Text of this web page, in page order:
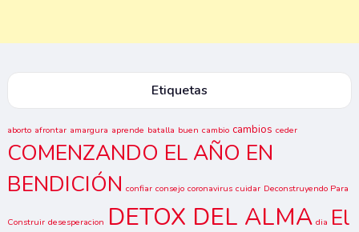
Etiquetas
aborto afrontar amargura aprende batalla buen cambio cambios ceder
COMENZANDO EL AÑO EN
BENDICIÓN confiar consejo coronavirus cuidar Deconstruyendo Para
Construir desesperacion DETOX DEL ALMA dia El